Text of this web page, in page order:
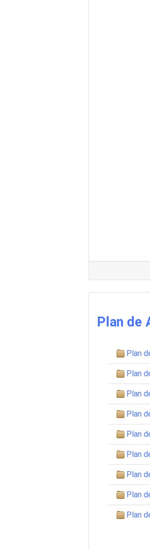
Plan de
Plan
Plan
Plan
Plan
Plan
Plan
Plan
Plan
Plan